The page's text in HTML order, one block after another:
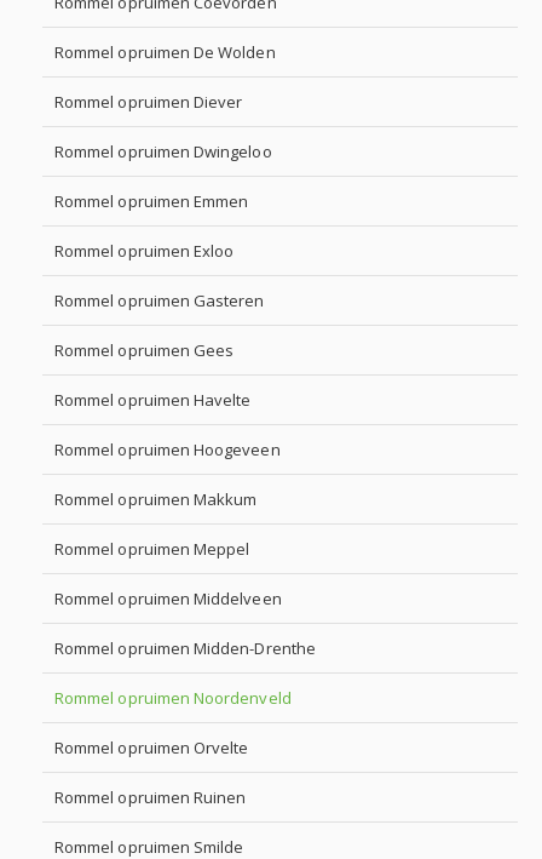
Rommel opruimen De Wolden
Rommel opruimen Diever
Rommel opruimen Dwingeloo
Rommel opruimen Emmen
Rommel opruimen Exloo
Rommel opruimen Gasteren
Rommel opruimen Gees
Rommel opruimen Havelte
Rommel opruimen Hoogeveen
Rommel opruimen Makkum
Rommel opruimen Meppel
Rommel opruimen Middelveen
Rommel opruimen Midden-Drenthe
Rommel opruimen Noordenveld
Rommel opruimen Orvelte
Rommel opruimen Ruinen
Rommel opruimen Smilde